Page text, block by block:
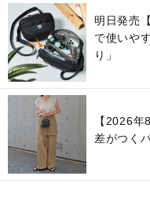
明日発売
で使いや
り」
【2026
差がつく